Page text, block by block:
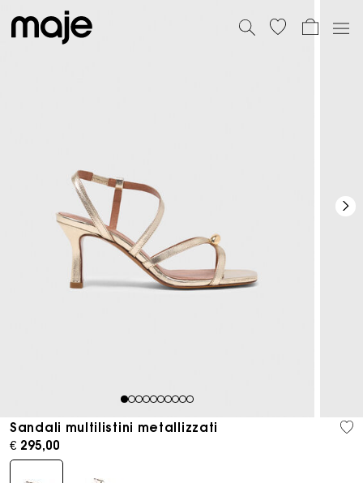
12345678910
Sandali multilistini metallizzati
€ 295,00